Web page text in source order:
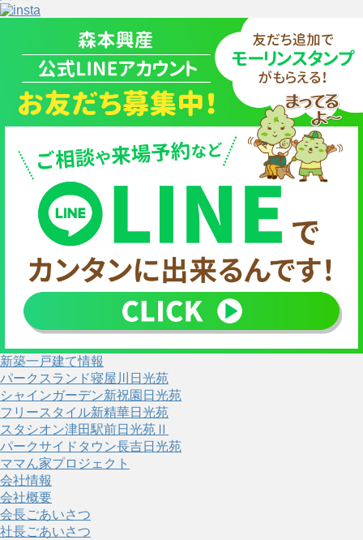
新築一戸建て情報
パークスランド寝屋川日光苑
シャインガーデン新祝園日光苑
フリースタイル新精華日光苑
スタシオン津田駅前日光苑Ⅱ
パークサイドタウン長吉日光苑
ママん家プロジェクト
会社情報
会社概要
会長ごあいさつ
社長ごあいさつ